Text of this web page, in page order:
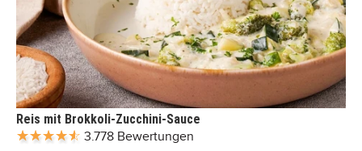
Reis mit Brokkoli-Zucchini-Sauce
3.778 Bewertungen